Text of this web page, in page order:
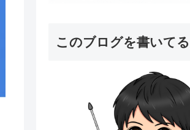
このブログを書いて